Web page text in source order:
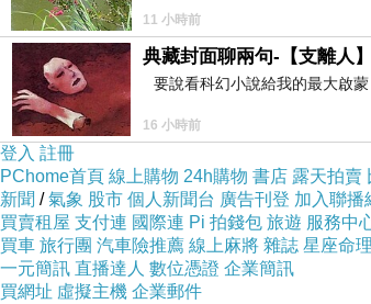
11 小時前
典藏封面聊兩句-【支離人】
要說看科幻小說給我的最大啟
16 小時前
登入 註冊
PChome首頁 線上購物 24h購物 書店 露天拍賣
新聞 /氣象 股市 個人新聞台 廣告刊登 加入聯播
買賣租屋 支付連 國際連 Pi 拍錢包 旅遊 服務中
買車 旅行團 汽車險推薦 線上麻將 雜誌 星座命理
一元簡訊 直播達人 數位憑證 企業簡訊
買網址 虛擬主機 企業郵件